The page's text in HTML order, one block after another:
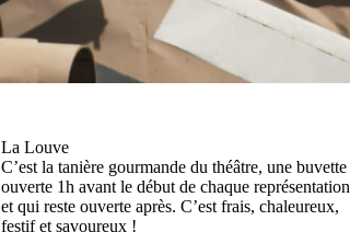
La Louve
C’est la tanière gourmande du théâtre, une buvette
ouverte 1h avant le début de chaque représentation
et qui reste ouverte après. C’est frais, chaleureux,
festif et savoureux !